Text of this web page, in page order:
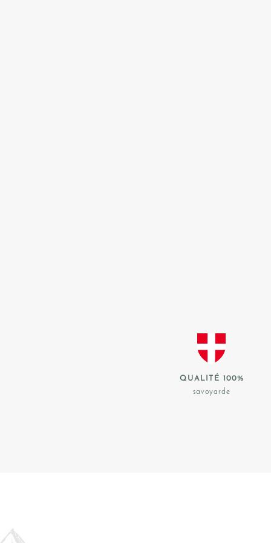
QUALITÉ 100%
savoyarde